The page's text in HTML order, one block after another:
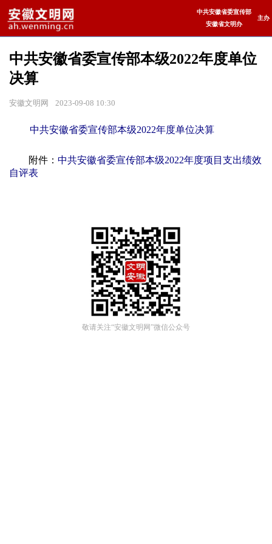
中共安徽省委宣传部
安徽省文明办
主办
中共安徽省委宣传部本级2022年度单位
决算
安徽文明网 2023-09-08 10:30
中共安徽省委宣传部本级2022年度单位决算
附件： 中共安徽省委宣传部本级2022年度项目支出绩效
自评表
敬请关注“安徽文明网”微信公众号